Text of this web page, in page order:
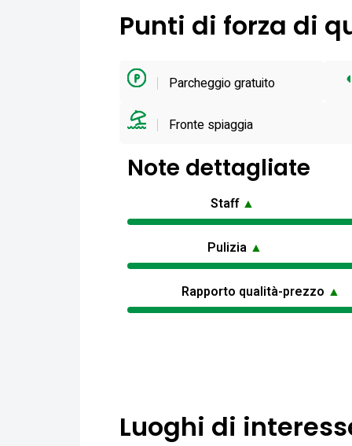
Punti di forza di
Parcheggio gratuito
Fronte spiaggia
Note dettagliate
Staff ▲
Pulizia ▲
Rapporto qualità-prezzo ▲
Luoghi di